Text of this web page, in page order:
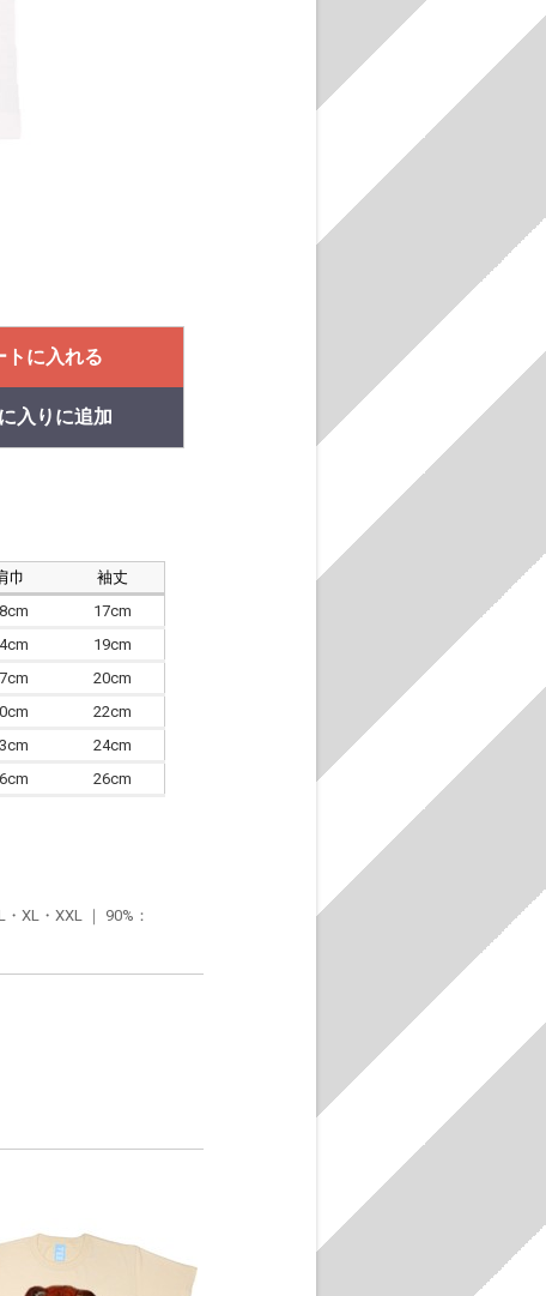
トに入れる
入りに追加
巾
袖丈
17cm
19cm
20cm
22cm
24cm
26cm
XL・XXL ｜ 90%：